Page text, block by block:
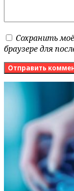
Сохранить
браузере для